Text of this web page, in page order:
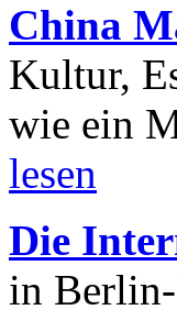
China
Kultur,
wie ein
lesen
Die
in